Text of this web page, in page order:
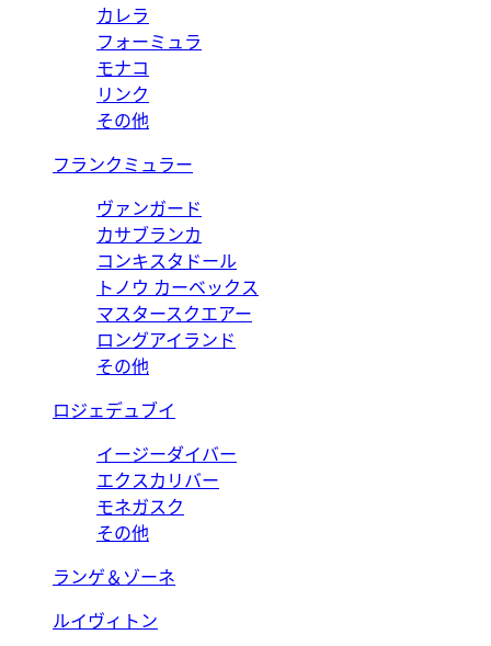
カレラ
フォーミュラ
モナコ
リンク
その他
フランクミュラー
ヴァンガード
カサブランカ
コンキスタドール
トノウ カーベックス
マスタースクエアー
ロングアイランド
その他
ロジェデュブイ
イージーダイバー
エクスカリバー
モネガスク
その他
ランゲ＆ゾーネ
ルイヴィトン